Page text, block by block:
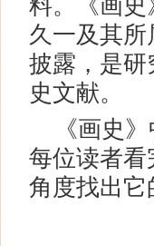
料。《画
久一及其
披露，是
史文献。
《画史》
每位读者
角度找出它